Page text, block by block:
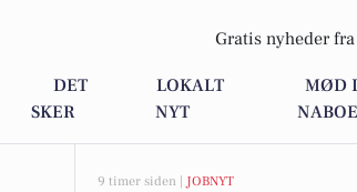
Gratis nyheder fra
DET
SKER
LOKALT
NYT
MØD
9 timer siden | JOBNYT